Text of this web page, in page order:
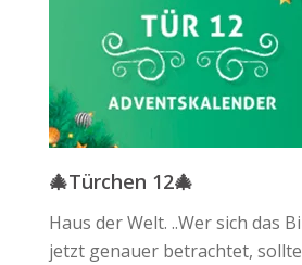
🎄Türchen 12🎄
Haus der Welt. ..Wer sich das
jetzt genauer betrachtet,